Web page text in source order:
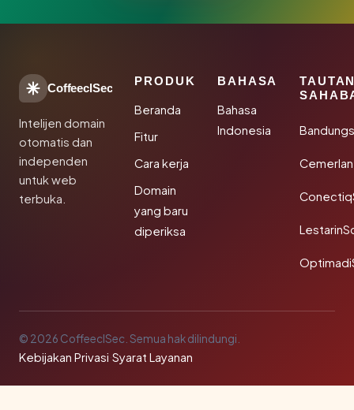
CoffeeclSec
Intelijen domain
otomatis dan
independen
untuk web
terbuka.
PRODUK
Beranda
Fitur
Cara kerja
Domain
yang baru
diperiksa
BAHASA
Bahasa
Indonesia
© 2026 CoffeeclSec. Semua hak dilindungi.
Kebijakan Privasi·Syarat Layanan